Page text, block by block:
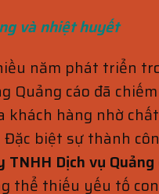
và nhiệt huyết
năm phát triển
Quảng cáo đã
khách hàng nhờ
biệt sự thành
TNHH Dịch vụ
thể thiếu yếu tố